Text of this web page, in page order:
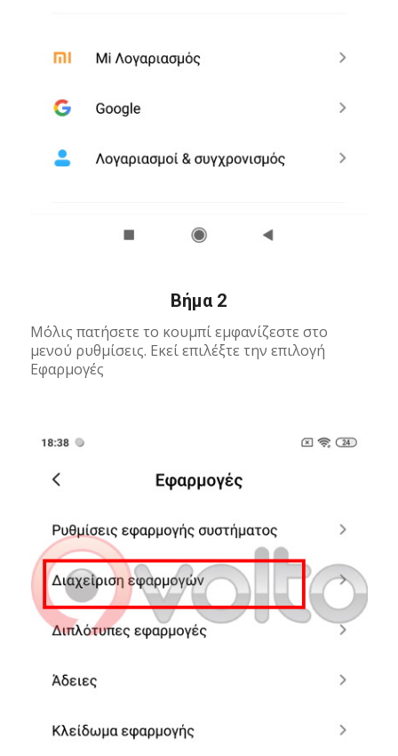
Βήμα 2
Μόλις πατήσετε το κουμπί εμφανίζεστε στο
μενού ρυθμίσεις. Εκεί επιλέξτε την επιλογή
Εφαρμογές